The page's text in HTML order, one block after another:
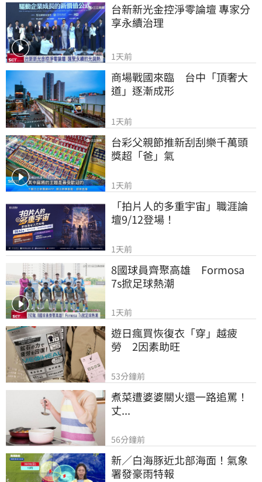
台新新光金控淨零論壇 專家分
享永續治理
1天前
商場戰國來臨　台中「頂奢大
道」逐漸成形
1天前
台彩父親節推新刮刮樂千萬頭
獎超「爸」氣
1天前
「拍片人的多重宇宙」職涯論
壇9/12登場！
1天前
8國球員齊聚高雄　Formosa
7s掀足球熱潮
1天前
遊日瘋買恢復衣「穿」越疲
勞　2因素助旺
53分鐘前
煮菜遭婆婆關火還一路追罵！
丈...
56分鐘前
新／白海豚近北部海面！氣象
署發豪雨特報